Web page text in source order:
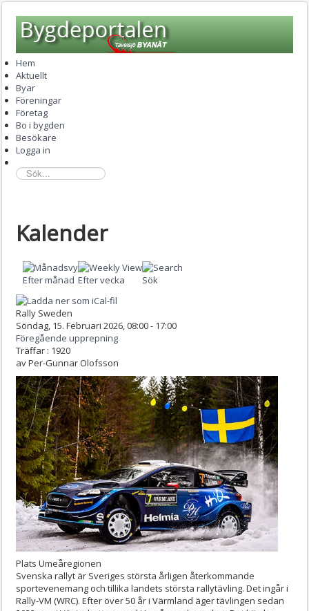
Hem
Aktuellt
Byar
Föreningar
Företag
Bo i bygden
Besökare
Logga in
sök...
Kalender
Efter månad Efter vecka Sök
Rally Sweden
Söndag, 15. Februari 2026, 08:00 - 17:00
Föregående upprepning
Träffar : 1920
avPer-Gunnar Olofsson
Plats Umeåregionen
Svenska rallyt är Sveriges största årligen återkommande
sportevenemang och tillika landets största rallytävling. Det ingår i
Rally-VM (WRC). Efter över 50 år i Värmland äger tävlingen sedan